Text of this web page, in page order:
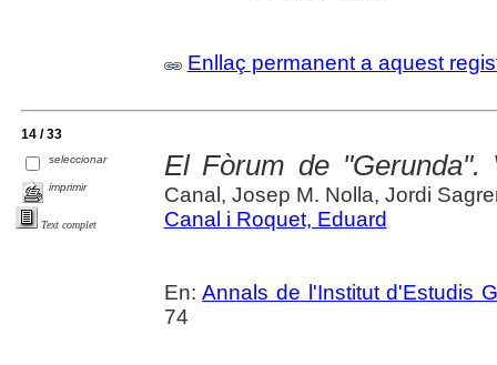
Enllaç permanent a aquest
14 / 33
seleccionar
imprimir
Text complet
El Fòrum de "Gerunda".
Canal, Josep M. Nolla, Jordi
Canal i Roquet, Eduard
En:Annals de l'Institut d'Estudis
74